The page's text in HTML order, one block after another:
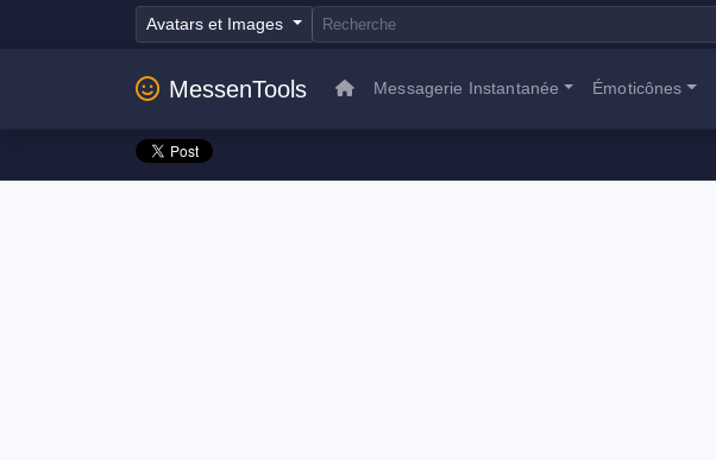
Avatars et Images
MessenTools Messagerie Instantanée Émoticônes